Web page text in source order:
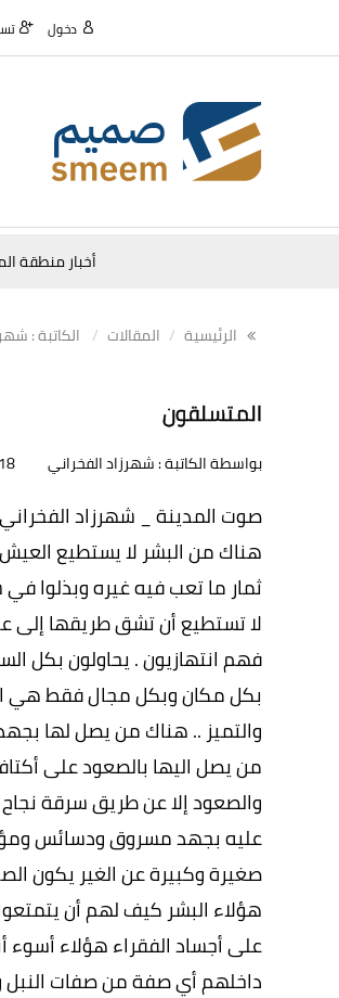
دخول
أخبار منطقة
الرئيسية المقالات الكاتبة :
المتسلقون
بواسطة الكاتبة : شهرزاد الفخراني
صوت المدينة _ شهرزاد الفخراني
هناك من البشر لا يستطيع
ثمار ما تعب فيه غيره وبذلوا
لا تستطيع أن تشق طريقها إلى
فهم انتهازيون . يحاولون بكل
بكل مكان وبكل مجال فقط هي
والتميز .. هناك من يصل لها
من يصل اليها بالصعود على
والصعود إلا عن طريق سرقة
عليه بجهد مسروق ودسائس
صغيرة وكبيرة عن الغير يكون
هؤلاء البشر كيف لهم أن
على أجساد الفقراء هؤلاء
داخلهم أي صفة من صفات النبل